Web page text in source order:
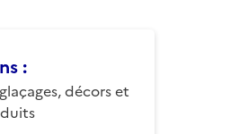
:
décors et